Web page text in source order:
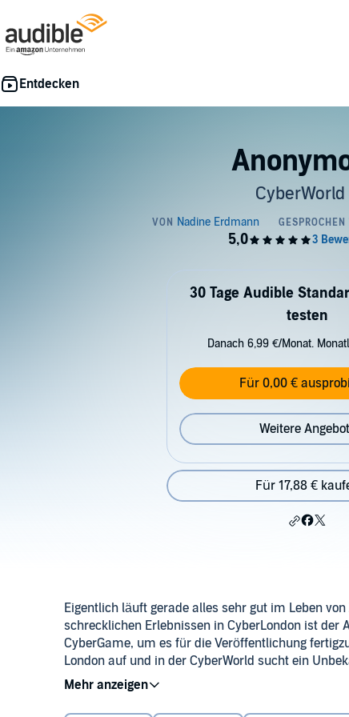
30 Tage Audible
testen
Danach 6,99 €/Monat.
Für 0,00 €
Weitere
Für 17,88 €
Eigentlich läuft gerade alles sehr gut im Leben
schrecklichen Erlebnissen in CyberLondon ist der
CyberGame, um es für die Veröffentlichung
London auf und in der CyberWorld sucht ein
drastischen Mitteln. Wer verbirgt sich hinter
©2021 Plan 9 Verlag (P)2024 Hörbuchmanufaktur